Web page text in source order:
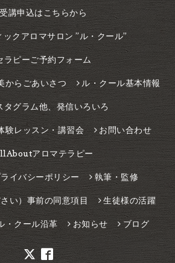
受講申込はこちらから
ックアロマサロン ”ル・クール”
ラピーご予約フォーム
からごあいさつ ル・クール基本情報
タグラム他、発信いろいろ
験レッスン・講習会 お問い合わせ
アロマテラピー
イバシーポリシー 執筆・監修
い）事前の同意項目 生徒様の活躍
・クール沿革 お知らせ ブログ